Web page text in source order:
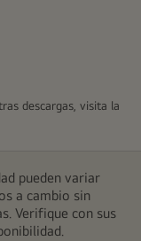
descargas, visita la
pueden variar
a cambio sin
Verifique con sus